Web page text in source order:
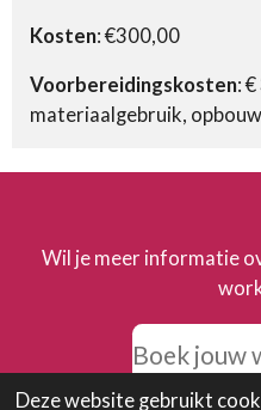
Deze website gebruikt
Kosten: €300,00
Voorbereidingskosten:
materiaalgebruik,
Wil je meer informatie
Boek jouw